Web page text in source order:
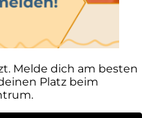
Melde dich am besten
Platz beim